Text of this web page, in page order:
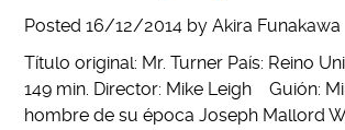
Posted16/12/2014 byAkira Funakawa
Título original: Mr. Turner País: Reino
149 min. Director: Mike Leigh Guión:
hombre de su época Joseph Mallord